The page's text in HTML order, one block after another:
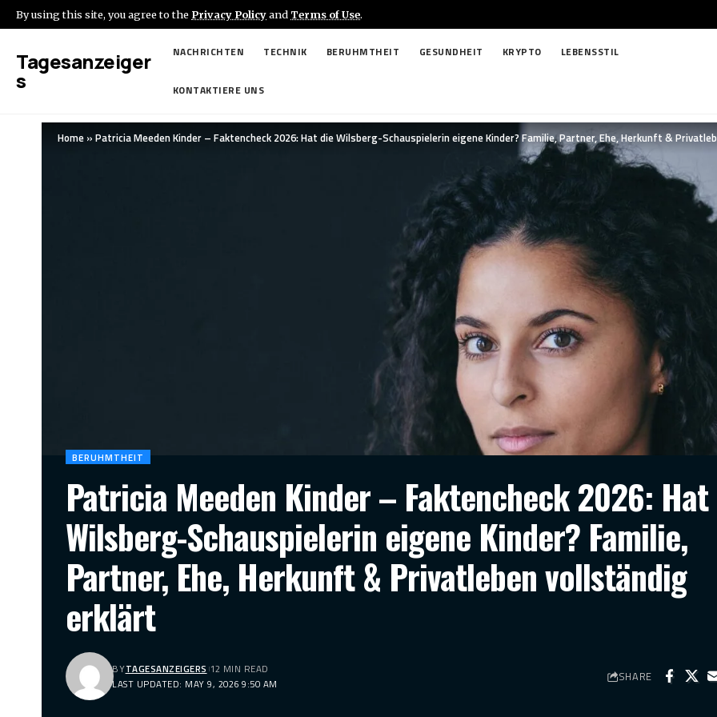
By using this site, you agree to the Privacy Policyand Terms of Use.
Tagesanzeiger
s
NACHRICHTEN TECHNIK BERUHMTHEIT GESUNDHEIT KRYPTO LEBENSSTIL
KONTAKTIERE UNS
Home » Patricia Meeden Kinder – Faktencheck 2026: Hat die Wilsberg-Schauspielerin eigene Kinder? Familie, Partner, Ehe, Herkunft &
BERUHMTHEIT
Patricia Meeden Kinder – Faktencheck 2026:
Wilsberg-Schauspielerin eigene Kinder? Familie,
Partner, Ehe, Herkunft & Privatleben vollständig
erklärt
LAST UPDATED: MAY 9, 2026 9:50 AM
BYTAGESANZEIGERS 12 MIN READ SHARE